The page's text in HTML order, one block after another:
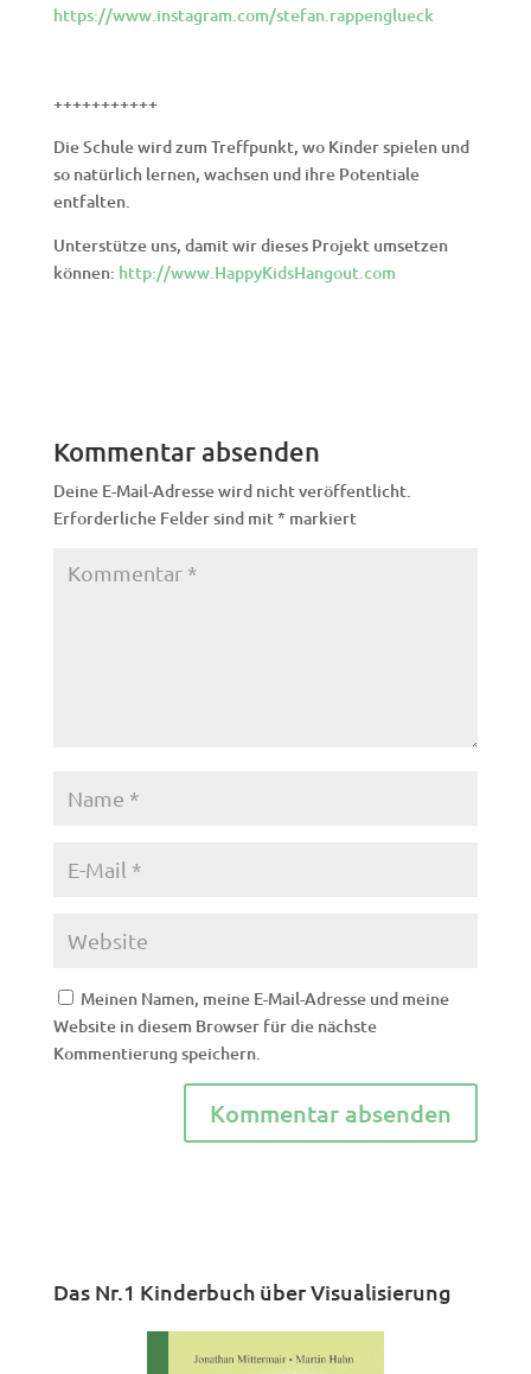
https://www.instagram.com/stefan.rappenglueck
+++++++++++
Die Schule wird zum Treffpunkt, wo Kinder spielen und
so natürlich lernen, wachsen und ihre Potentiale
entfalten.
Unterstütze uns, damit wir dieses Projekt umsetzen
können: http://www.HappyKidsHangout.com
Kommentar absenden
Deine E-Mail-Adresse wird nicht veröffentlicht.
Erforderliche Felder sind mit* markiert
Meinen Namen, meine E-Mail-Adresse und meine
Website in diesem Browser für die nächste
Kommentierung speichern.
Das Nr.1 Kinderbuch über Visualisierung